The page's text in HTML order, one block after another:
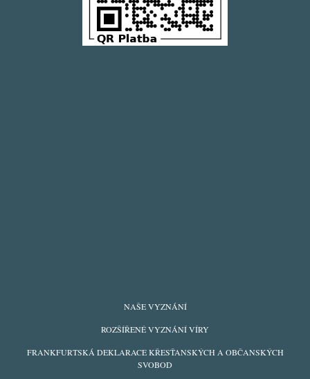
NAŠE VYZNÁNÍ
ROZŠÍŘENÉ VYZNÁNÍ VÍRY
FRANKFURTSKÁ DEKLARACE KŘESŤANSKÝCH A OBČANSKÝCH
SVOBOD